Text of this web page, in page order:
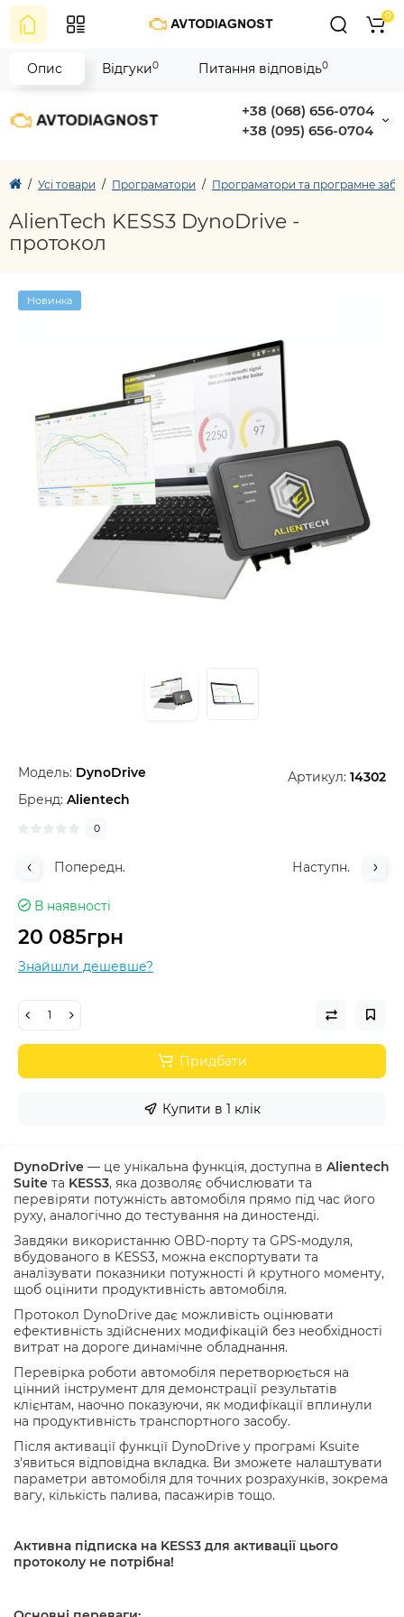
+38 (068) 656-0704
+38 (095) 656-0704
0
Усі товари Програматори Програматори та програмне
AlienTech KESS3 DynoDrive -
протокол
Новинка
Модель: DynoDrive Артикул: 14302
Бренд: Alientech
0
Попередн. Наступн.
В наявності
20 085грн
Знайшли дешевше?
Придбати
Купити в 1 клік
Опис Відгуки0 Питання відповідь0
DynoDrive — це унікальна функція, доступна в Alientech
Suite та KESS3, яка дозволяє обчислювати та
перевіряти потужність автомобіля прямо під час його
руху, аналогічно до тестування на диностенді.
Завдяки використанню OBD-порту та GPS-модуля,
вбудованого в KESS3, можна експортувати та
аналізувати показники потужності й крутного моменту,
щоб оцінити продуктивність автомобіля.
Протокол DynoDrive дає можливість оцінювати
ефективність здійснених модифікацій без необхідності
витрат на дороге динамічне обладнання.
Перевірка роботи автомобіля перетворюється на
цінний інструмент для демонстрації результатів
клієнтам, наочно показуючи, як модифікації вплинули
на продуктивність транспортного засобу.
Після активації функції DynoDrive у програмі Ksuite
з'явиться відповідна вкладка. Ви зможете налаштувати
параметри автомобіля для точних розрахунків, зокрема
вагу, кількість палива, пасажирів тощо.
Активна підписка на KESS3 для активації цього
протоколу не потрібна!